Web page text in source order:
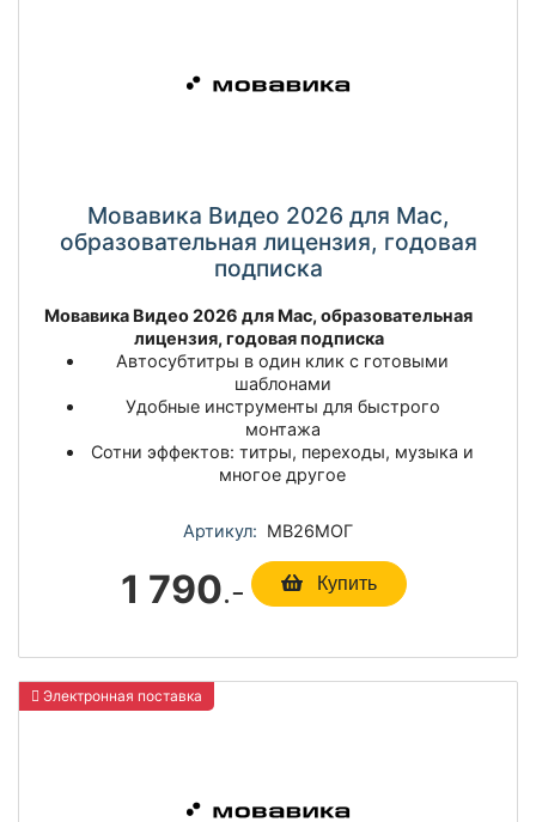
Мовавика Видео 2026 для Мас,
образовательная лицензия, годовая
подписка
Мовавика Видео 2026 для Мас, образовательная
лицензия, годовая подписка
Автосубтитры в один клик с готовыми
шаблонами
Удобные инструменты для быстрого
монтажа
Сотни эффектов: титры, переходы, музыка и
многое другое
Артикул: МВ26МОГ
1 790.- Купить
Электронная поставка